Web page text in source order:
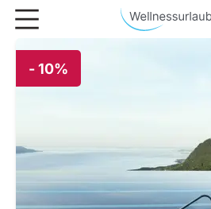
Zum Hauptinhalt springen
- 10%